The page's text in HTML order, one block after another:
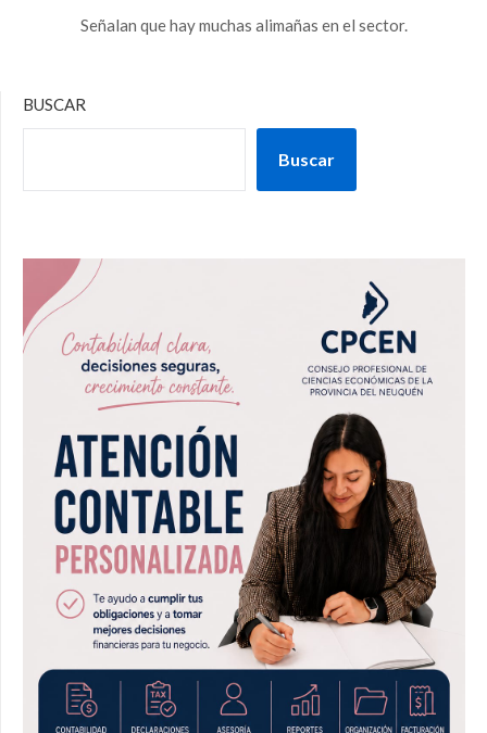
Señalan que hay muchas alimañas en el sector.
BUSCAR
Buscar